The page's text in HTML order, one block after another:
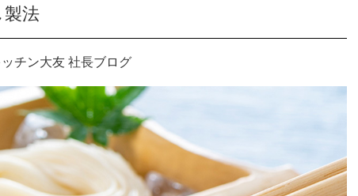
製法
ッチン大友 社長ブログ